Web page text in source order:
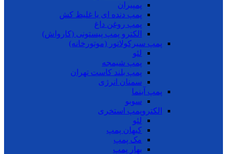
پمپیران
پمپ دنده ای یا غلیظ کش
پمپ روغن داغ
الکترو پمپ پیستونی (کارواش)
پمپ سیرکولاتور (موتورخانه)
لئو
پمپ شیمجه
پمپ بلند کاست تهران
سمنان انرژی
پمپ آبنما
سوبو
الکتروپمپ استخری
لئو
کیهان پمپ
مک پمپ
بهار پمپ